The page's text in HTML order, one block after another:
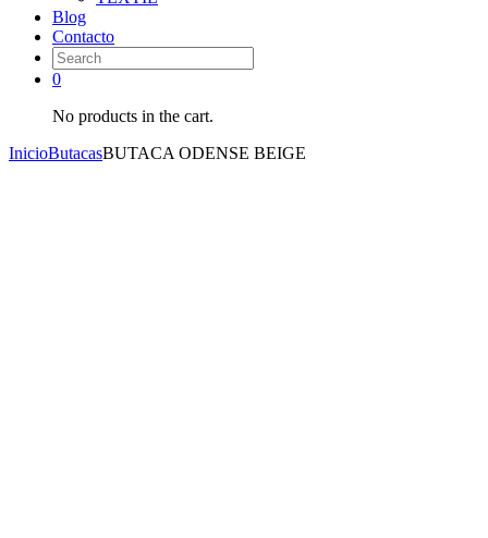
Blog
Contacto
0
No products in the cart.
InicioButacasBUTACA ODENSE BEIGE